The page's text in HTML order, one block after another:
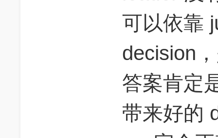
可以依靠
decision
答案肯定
带来好的